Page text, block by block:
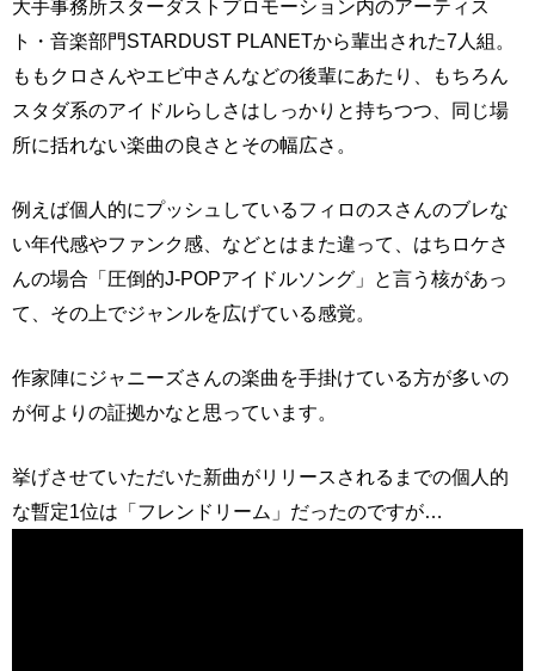
大手事務所スターダストプロモーション内のアーティス
ト・音楽部門STARDUST PLANETから輩出された7人組。
ももクロさんやエビ中さんなどの後輩にあたり、もちろん
スタダ系のアイドルらしさはしっかりと持ちつつ、同じ場
所に括れない楽曲の良さとその幅広さ。
例えば個人的にプッシュしているフィロのスさんのブレな
い年代感やファンク感、などとはまた違って、はちロケさ
んの場合「圧倒的J-POPアイドルソング」と言う核があっ
て、その上でジャンルを広げている感覚。
作家陣にジャニーズさんの楽曲を手掛けている方が多いの
が何よりの証拠かなと思っています。
挙げさせていただいた新曲がリリースされるまでの個人的
な暫定1位は「フレンドリーム」だったのですが…